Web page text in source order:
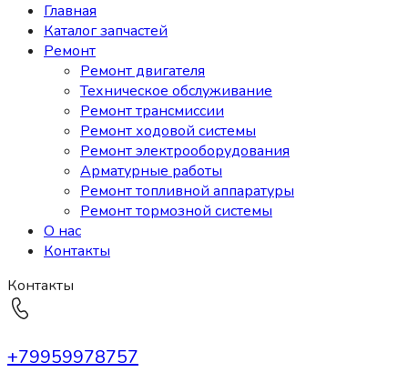
Главная
Каталог запчастей
Ремонт
Ремонт двигателя
Техническое обслуживание
Ремонт трансмиссии
Ремонт ходовой системы
Ремонт электрооборудования
Арматурные работы
Ремонт топливной аппаратуры
Ремонт тормозной системы
О нас
Контакты
Контакты
+79959978757